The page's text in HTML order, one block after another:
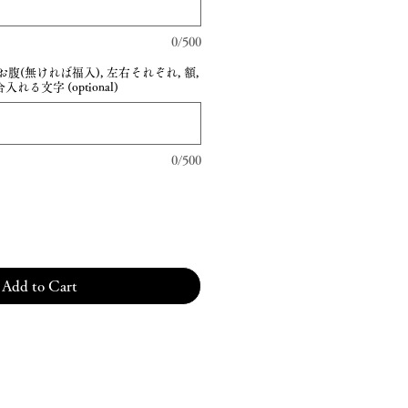
0/500
腹(無ければ福入), 左右それぞれ, 額,
入れる文字 (optional)
0/500
Add to Cart